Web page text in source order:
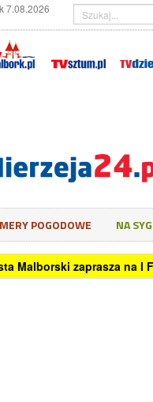
7.08.2026
POGODOWE NA
coraz częściej zgłaszają